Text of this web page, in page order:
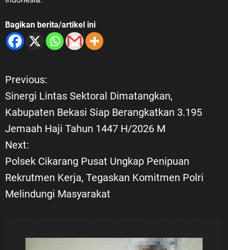
Bagikan berita/artikel ini
N
a
v
i
g
Previous:
Sinergi Lintas Sektoral Dimatangkan,
Kabupaten Bekasi Siap Berangkatkan 3.195
Jemaah Haji Tahun 1447 H/2026 M
Next:
Polsek Cikarang Pusat Ungkap Penipuan
Rekrutmen Kerja, Tegaskan Komitmen Polri
Melindungi Masyarakat